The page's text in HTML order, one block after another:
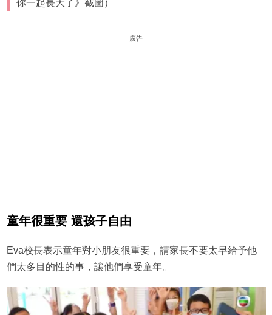
你一起長大了》截圖）
廣告
童年很重要 還孩子自由
Eva校長表示童年對小朋友很重要，請家長不要太早給予他
們太多目的性的事，讓他們享受童年。